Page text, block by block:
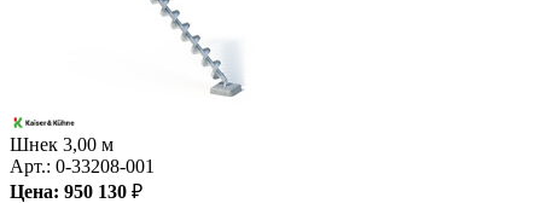
Шнек 3,00 м
Арт.: 0-33208-001
Цена: 950 130 ₽